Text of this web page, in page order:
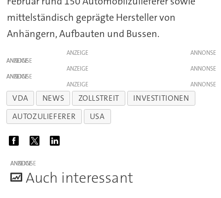
mittelständisch geprägte Hersteller von
Anhängern, Aufbauten und Bussen.
ANZEIGE
ANZEIGE
ANZEIGE
ANZEIGE
ANZEIGE
VDA NEWS ZOLLSTREIT
INVESTITIONEN
AUTOZULIEFERER
USA
ANZEIGE
Auch interessant